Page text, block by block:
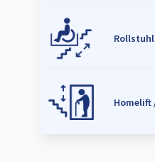
Homelift